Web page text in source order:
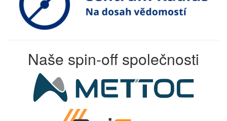
Naše spin-off společnosti